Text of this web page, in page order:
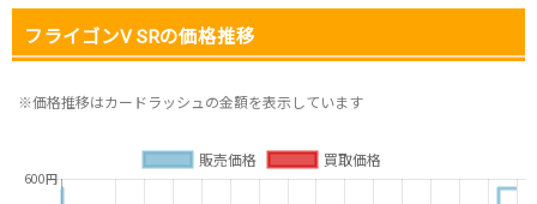
フライゴンV SRの価格推移
※価格推移はカードラッシュの金額を表示しています